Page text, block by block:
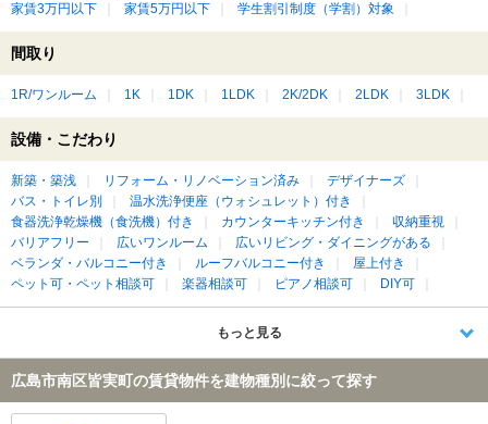
家賃3万円以下
家賃5万円以下 学生割引制度（学割）対象
間取り
1R/ワンルーム 1K 1DK 1LDK 2K/2DK 2LDK 3LDK
設備・こだわり
新築・築浅 リフォーム・リノベーション済み
デザイナーズ
バス・トイレ別
温水洗浄便座（ウォシュレット）付き
食器洗浄乾燥機（食洗機）付き
カウンターキッチン付き
収納重視
バリアフリー
広いワンルーム
広いリビング・ダイニングがある
ベランダ・バルコニー付き
ルーフバルコニー付き
屋上付き
ペット可・ペット相談可
楽器相談可 ピアノ相談可 DIY可
もっと見る
広島市南区皆実町の賃貸物件を建物種別に絞って探す